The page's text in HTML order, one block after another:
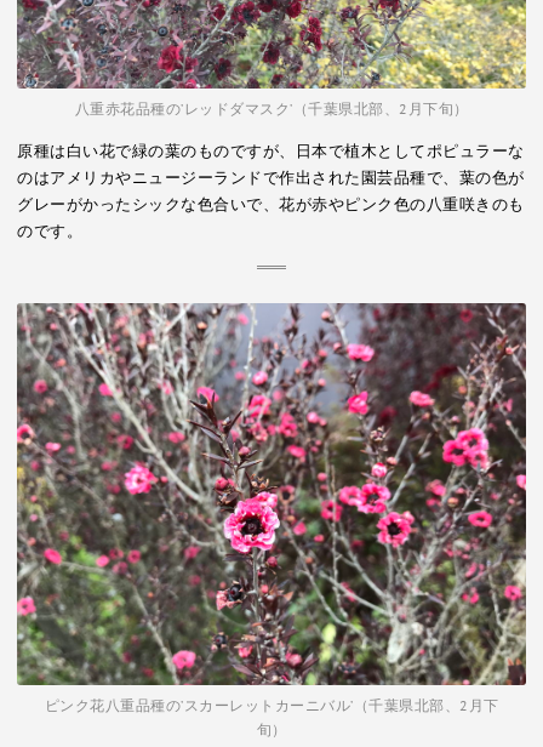
八重赤花品種の’レッドダマスク’（千葉県北部、2月下旬）
原種は白い花で緑の葉のものですが、日本で植木としてポピュラーな
のはアメリカやニュージーランドで作出された園芸品種で、葉の色が
グレーがかったシックな色合いで、花が赤やピンク色の八重咲きのも
のです。
ピンク花八重品種の’スカーレットカーニバル’（千葉県北部、2月下
旬）